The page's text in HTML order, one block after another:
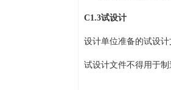
C1.3试设计
设计单位准备的试设
试设计文件不得用于